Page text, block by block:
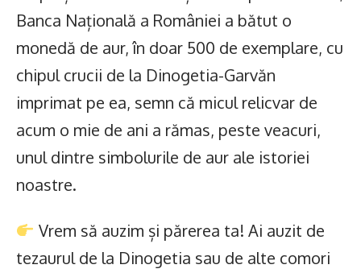
Banca Națională a României a bătut o
monedă de aur, în doar 500 de exemplare, cu
chipul crucii de la Dinogetia-Garvăn
imprimat pe ea, semn că micul relicvar de
acum o mie de ani a rămas, peste veacuri,
unul dintre simbolurile de aur ale istoriei
noastre.
Vrem să auzim și părerea ta! Ai auzit de
tezaurul de la Dinogetia sau de alte comori